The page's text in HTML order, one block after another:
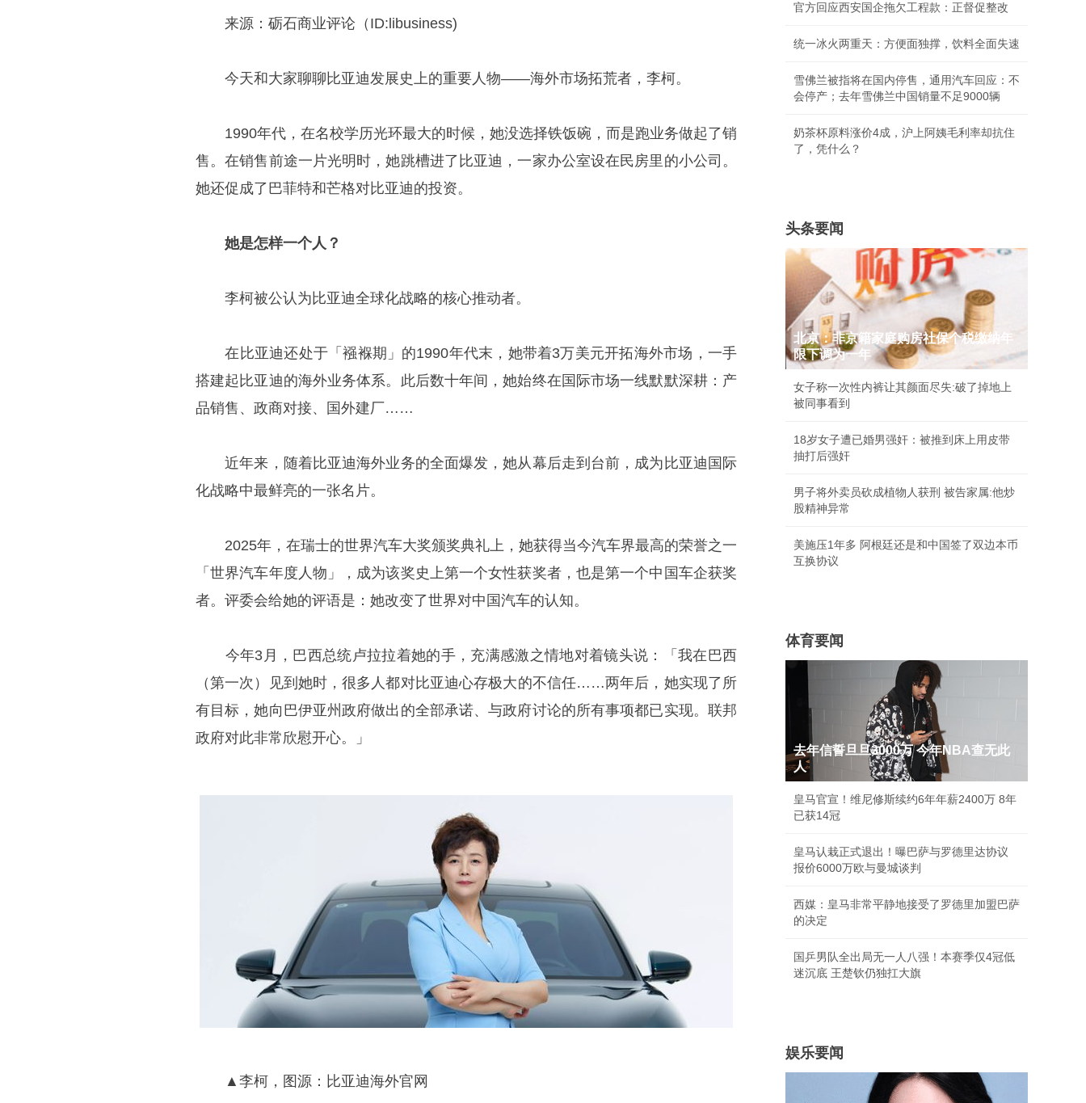
来源：砺石商业评论（ID:libusiness)
今天和大家聊聊比亚迪发展史上的重要人物——海外市场拓荒者，李柯。
1990年代，在名校学历光环最大的时候，她没选择铁饭碗，而是跑业务做起了销
售。在销售前途一片光明时，她跳槽进了比亚迪，一家办公室设在民房里的小公司。
她还促成了 巴菲特和芒格对比亚迪的投资。
她是怎样一个人？
李柯被公认为比亚迪全球化战略的核心推动者。
在比亚迪还处于「襁褓期」的1990年代末，她带着3万美元开拓海外市场，一手
搭建起比亚迪的海外业务体系。此后数十年间，她始终在国际市场一线默默深耕：产
品销售、政商对接、国外建厂……
近年来，随着比亚迪海外业务的全面爆发，她从幕后走到台前，成为比亚迪国际
化战略中最鲜亮的一张名片。
2025年，在瑞士的世界汽车大奖颁奖典礼上，她获得当今汽车界最高的荣誉之一
「世界汽车年度人物」，成为该奖史上第一个女性获奖者，也是第一个中国车企获奖
者。评委会给她的评语是：她改变了世界对中国汽车的认知。
今年3月，巴西总统卢拉拉着她的手，充满感激之情地对着镜头说：「我在巴西
（第一次）见到她时，很多人都对比亚迪心存极大的不信任……两年后，她实现了所
有目标，她向巴伊亚州政府做出的全部承诺、与政府讨论的所有事项都已实现。联邦
政府对此非常欣慰开心。」
▲李柯，图源：比亚迪海外官网
官方回应西安国企拖欠工程款：正督促整改
统一冰火两重天：方便面独撑，饮料全面失速
雪佛兰被指将在国内停售，通用汽车回应：不
会停产；去年雪佛兰中国销量不足9000辆
奶茶杯原料涨价4成，沪上阿姨毛利率却抗住
了，凭什么？
头条要闻
北京：非京籍家庭购房社保个税缴纳年
限下调为一年
女子称一次性内裤让其颜面尽失:破了掉地上
被同事看到
18岁女子遭已婚男强奸：被推到床上用皮带
抽打后强奸
男子将外卖员砍成植物人获刑 被告家属:他炒
股精神异常
美施压1年多 阿根廷还是和中国签了双边本币
互换协议
体育要闻
去年信誓旦旦3000万 今年NBA查无此
人
皇马官宣！维尼修斯续约6年年薪2400万 8年
已获14冠
皇马认栽正式退出！曝巴萨与罗德里达协议
报价6000万欧与曼城谈判
西媒：皇马非常平静地接受了罗德里加盟巴萨
的决定
国乒男队全出局无一人八强！本赛季仅4冠低
迷沉底 王楚钦仍独扛大旗
娱乐要闻